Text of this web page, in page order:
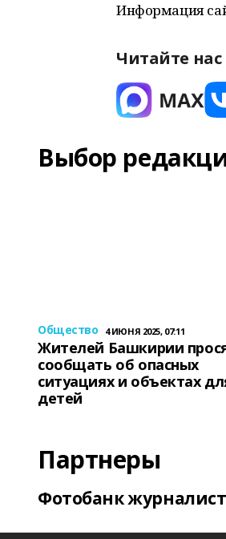
Информация
Читайте нас
Выбор
Общество 4 ИЮНЯ 2025, 07:11
Жителей Башкирии
сообщать об опасных
ситуациях и объектах
детей
Партнеры
Фотобанк